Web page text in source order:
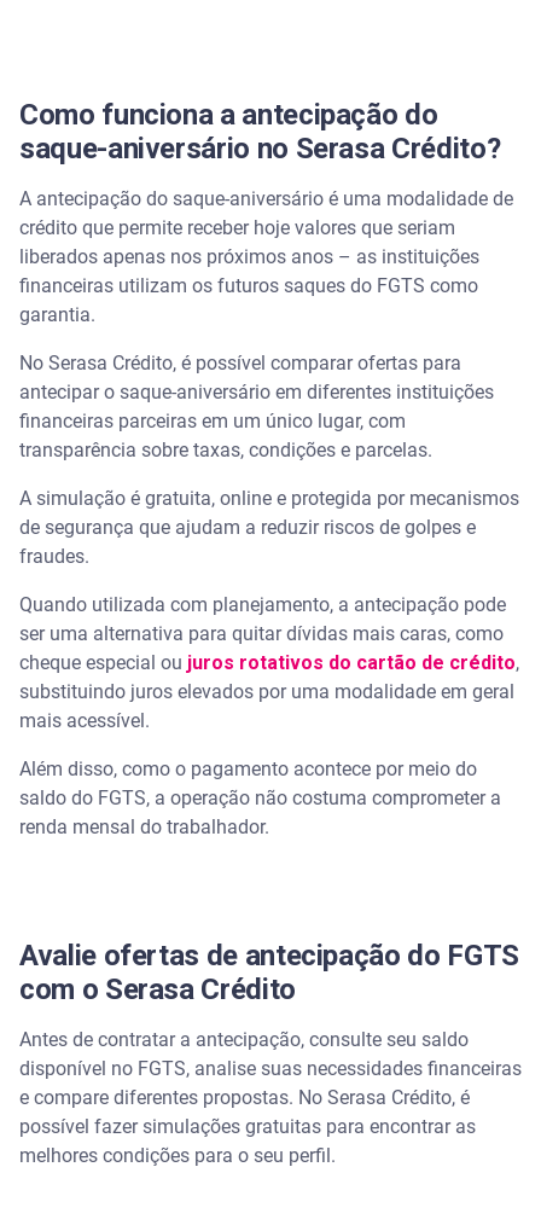
Como funciona a antecipação do
saque-aniversário no Serasa Crédito?
A antecipação do saque-aniversário é uma modalidade de
crédito que permite receber hoje valores que seriam
liberados apenas nos próximos anos – as instituições
financeiras utilizam os futuros saques do FGTS como
garantia.
No Serasa Crédito, é possível comparar ofertas para
antecipar o saque-aniversário em diferentes instituições
financeiras parceiras em um único lugar, com
transparência sobre taxas, condições e parcelas.
A simulação é gratuita, online e protegida por mecanismos
de segurança que ajudam a reduzir riscos de golpes e
fraudes.
Quando utilizada com planejamento, a antecipação pode
ser uma alternativa para quitar dívidas mais caras, como
cheque especial ou juros rotativos do cartão de crédito,
substituindo juros elevados por uma modalidade em geral
mais acessível.
Além disso, como o pagamento acontece por meio do
saldo do FGTS, a operação não costuma comprometer a
renda mensal do trabalhador.
Avalie ofertas de antecipação do FGTS
com o Serasa Crédito
Antes de contratar a antecipação, consulte seu saldo
disponível no FGTS, analise suas necessidades financeiras
e compare diferentes propostas. No Serasa Crédito, é
possível fazer simulações gratuitas para encontrar as
melhores condições para o seu perfil.